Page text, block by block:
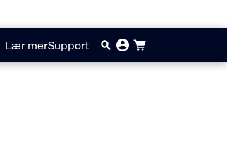
Lær merSupport